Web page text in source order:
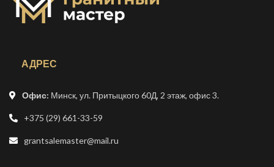
АДРЕС
Офис: Минск, ул. Притыцкого 60Д, 2 этаж, офис 3.
+375 (29) 661-33-59
grantsalemaster@mail.ru